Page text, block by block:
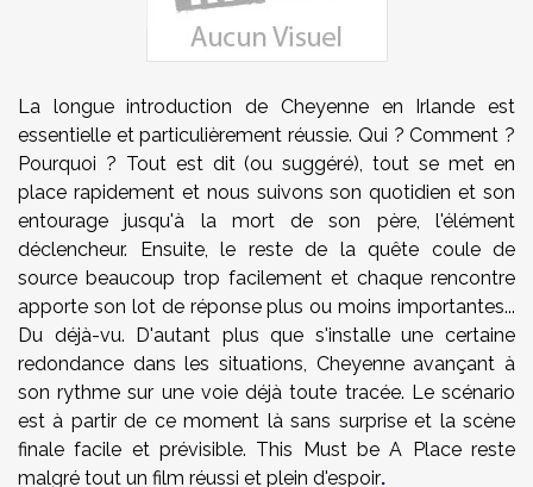
La longue introduction de Cheyenne en Irlande est
essentielle et particulièrement réussie. Qui ? Comment ?
Pourquoi ? Tout est dit (ou suggéré), tout se met en
place rapidement et nous suivons son quotidien et son
entourage jusqu'à la mort de son père, l'élément
déclencheur. Ensuite, le reste de la quête coule de
source beaucoup trop facilement et chaque rencontre
apporte son lot de réponse plus ou moins importantes...
Du déjà-vu. D'autant plus que s'installe une certaine
redondance dans les situations, Cheyenne avançant à
son rythme sur une voie déjà toute tracée. Le scénario
est à partir de ce moment là sans surprise et la scène
finale facile et prévisible. This Must be A Place reste
malgré tout un film réussi et plein d'espoir.